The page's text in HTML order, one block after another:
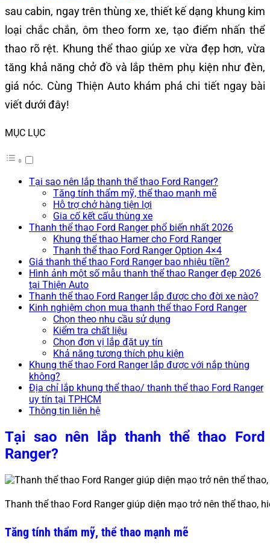
sau cabin, ngay trên thùng xe, thiết kế dạng khung kim
loại chắc chắn, ôm theo form xe, tạo điểm nhấn thể
thao rõ rệt. Khung thể thao giúp xe vừa đẹp hơn, vừa
tăng khả năng chở đồ và lắp thêm phụ kiện như đèn,
giá nóc. Cùng Thiện Auto khám phá chi tiết ngay bài
viết dưới đây!
MỤC LỤC
Tại sao nên lắp thanh thể thao Ford Ranger?
Tăng tính thẩm mỹ, thể thao mạnh mẽ
Hỗ trợ chở hàng tiện lợi
Gia cố kết cấu thùng xe
Thanh thể thao Ford Ranger phổ biến nhất 2026
Khung thể thao Hamer cho Ford Ranger
Thanh thể thao Ford Ranger Option 4×4
Giá thanh thể thao Ford Ranger bao nhiêu tiền?
Hình ảnh một số mẫu thanh thể thao Ranger đẹp 2026
tại Thiện Auto
Thanh thể thao Ford Ranger lắp được cho đời xe nào?
Kinh nghiệm chọn mua thanh thể thao Ford Ranger
Chọn theo nhu cầu sử dụng
Kiểm tra chất liệu
Chọn đơn vị lắp đặt uy tín
Khả năng tương thích phụ kiện
Khung thể thao Ford Ranger lắp được với nắp thùng
không?
Địa chỉ lắp khung thể thao/ thanh thể thao Ford Ranger
uy tín tại TPHCM
Thông tin liên hệ
Tại sao nên lắp thanh thể thao Ford
Ranger?
Thanh thể thao Ford Ranger giúp diện mạo trở nên thể thao,
Tăng tính thẩm mỹ, thể thao mạnh mẽ